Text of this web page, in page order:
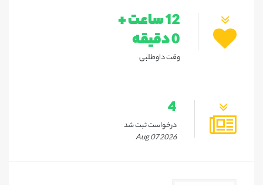
12 ساعت +
0 دقیقه
وقت داوطلبی
4
درخواست ثبت شد
Aug 07 2026